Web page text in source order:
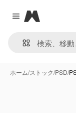
Close menu
Magnific
ホーム/ストック/PSD/